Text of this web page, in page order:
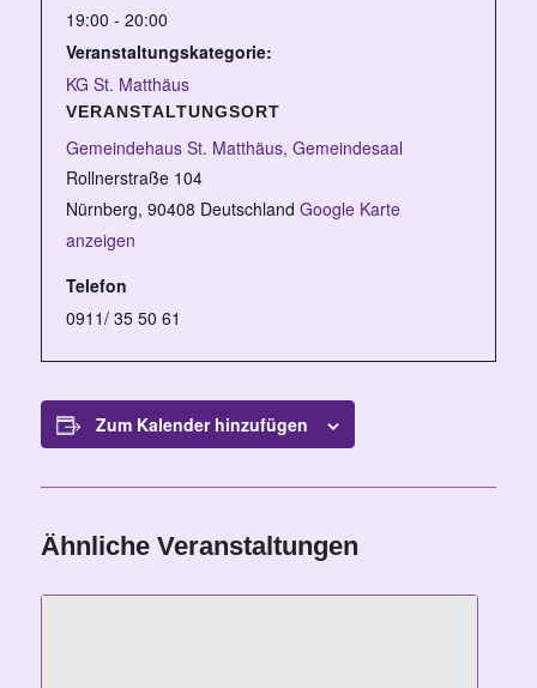
19:00 - 20:00
Veranstaltungskategorie:
KG St. Matthäus
VERANSTALTUNGSORT
Gemeindehaus St. Matthäus, Gemeindesaal
Rollnerstraße 104
Nürnberg, 90408 Deutschland Google Karte
anzeigen
Telefon
0911/ 35 50 61
Zum Kalender hinzufügen
Ähnliche Veranstaltungen